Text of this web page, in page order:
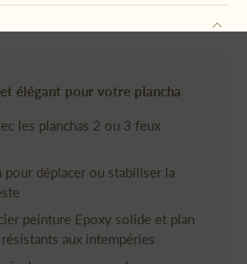
élégant pour votre plancha
les planchas 2 ou 3 feux
pour déplacer ou stabiliser la
peinture Epoxy solide et plan
aux intempéries